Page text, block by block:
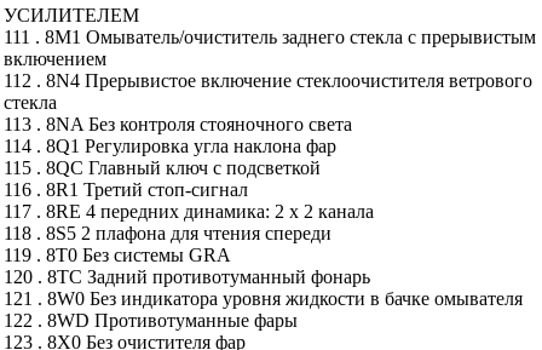
УСИЛИТЕЛЕМ
111 . 8M1 Омыватель/очиститель заднего стекла с прерывистым
включением
112 . 8N4 Прерывистое включение стеклоочистителя ветрового
стекла
113 . 8NA Без контроля стояночного света
114 . 8Q1 Регулировка угла наклона фар
115 . 8QC Главный ключ с подсветкой
116 . 8R1 Третий стоп-сигнал
117 . 8RE 4 передних динамика: 2 х 2 канала
118 . 8S5 2 плафона для чтения спереди
119 . 8T0 Без системы GRA
120 . 8TC Задний противотуманный фонарь
121 . 8W0 Без индикатора уровня жидкости в бачке омывателя
122 . 8WD Противотуманные фары
123 . 8X0 Без очистителя фар